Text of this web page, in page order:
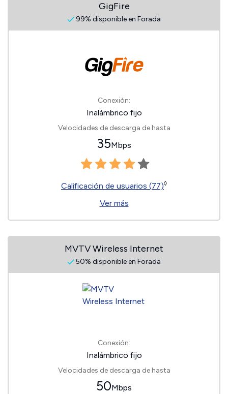
GigFire
99% disponible en Forada
Conexión:
Inalámbrico fijo
Velocidades de descarga de hasta
35Mbps
Calificación de usuarios (77)◊
Ver más
MVTV Wireless Internet
50% disponible en Forada
Conexión:
Inalámbrico fijo
Velocidades de descarga de hasta
50Mbps